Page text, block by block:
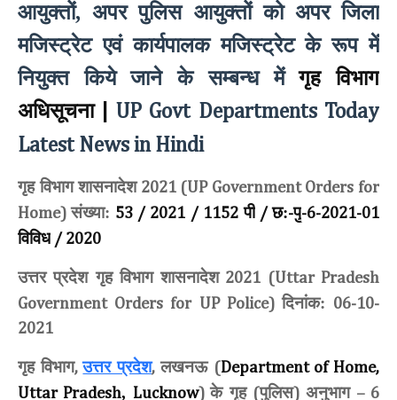
आयुक्तों, अपर पुलिस आयुक्तों को अपर जिला
मजिस्ट्रेट एवं कार्यपालक मजिस्ट्रेट के रूप में
नियुक्त किये जाने के सम्बन्ध मेंगृह विभाग
अधिसूचना
UP Govt Departments Today
Latest News in Hindi
गृह विभाग शासनादेश2021 (UP Government Orders for
Home)संख्या: 53 / 2021 / 1152पी/छ:-पु-6-2021-01
विविध / 2020
उत्तर प्रदेश गृह विभाग शासनादेश2021 (Uttar Pradesh
Government Orders for UP Police)दिनांक: 06-10-
2021
गृह विभाग,उत्तर प्रदेश,लखनऊ (Department of Home,
Uttar Pradesh, Lucknow)के गृह (पुलिस)अनुभाग– 6